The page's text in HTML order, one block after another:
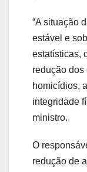
“A situação
estável e
estatísticas,
redução
homicídios,
integridade
ministro.
O
redução de